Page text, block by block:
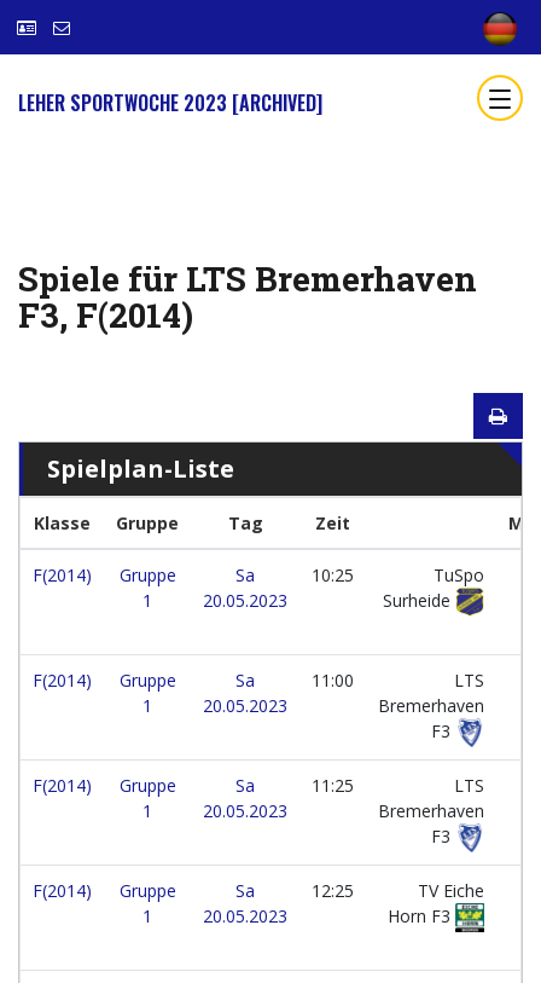
LEHER SPORTWOCHE 2023 [ARCHIVED]
Spiele für LTS Bremerhaven
F3, F(2014)
Spielplan-Liste
Klasse Gruppe Tag Zeit
F(2014)
Gruppe
1
Sa
20.05.2023
10:25
TuSpo
Surheide
F(2014)
Gruppe
1
Sa
20.05.2023
11:00
LTS
Bremerhaven
F3
F(2014)
Gruppe
1
Sa
20.05.2023
11:25
LTS
Bremerhaven
F3
F(2014)
Gruppe
1
Sa
20.05.2023
12:25
TV Eiche
Horn F3